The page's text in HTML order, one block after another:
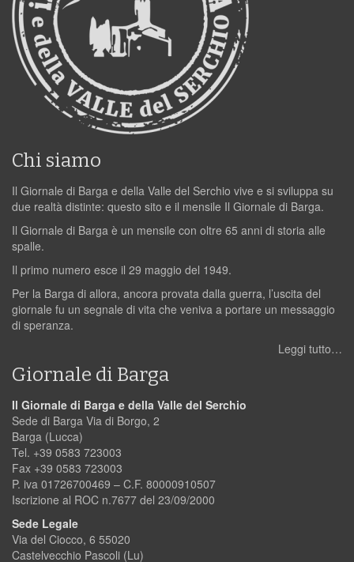
Chi siamo
Il Giornale di Barga e della Valle del Serchio vive e si sviluppa su
due realtà distinte: questo sito e il mensile Il Giornale di Barga.
Il Giornale di Barga è un mensile con oltre 65 anni di storia alle
spalle.
Il primo numero esce il 29 maggio del 1949.
Per la Barga di allora, ancora provata dalla guerra, l’uscita del
giornale fu un segnale di vita che veniva a portare un messaggio
di speranza.
Leggi tutto…
Giornale di Barga
Il Giornale di Barga e della Valle del Serchio
Sede di Barga Via di Borgo, 2
Barga (Lucca)
Tel. +39 0583 723003
Fax +39 0583 723003
P. iva 01726700469 – C.F. 80000910507
Iscrizione al ROC n.7677 del 23/09/2000
Sede Legale
Via del Ciocco, 6 55020
Castelvecchio Pascoli (Lu)